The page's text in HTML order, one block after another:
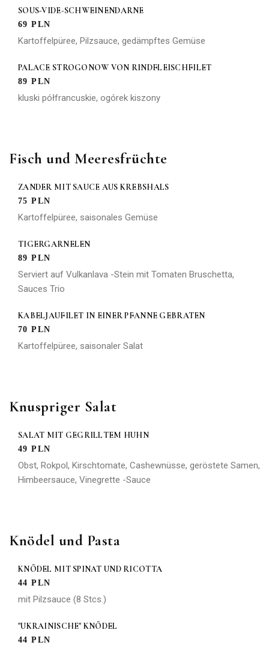
SOUS-VIDE-SCHWEINENDARNE
69 PLN
Kartoffelpüree, Pilzsauce, gedämpftes Gemüse
PALACE STROGONOW VON RINDFLEISCHFILET
89 PLN
kluski półfrancuskie, ogórek kiszony
Fisch und Meeresfrüchte
ZANDER MIT SAUCE AUS KREBSHALS
75 PLN
Kartoffelpüree, saisonales Gemüse
TIGERGARNELEN
89 PLN
Serviert auf Vulkanlava -Stein mit Tomaten Bruschetta,
Sauces Trio
KABELJAUFILET IN EINER PFANNE GEBRATEN
70 PLN
Kartoffelpüree, saisonaler Salat
Knuspriger Salat
SALAT MIT GEGRILLTEM HUHN
49 PLN
Obst, Rokpol, Kirschtomate, Cashewnüsse, geröstete Samen,
Himbeersauce, Vinegrette -Sauce
Knödel und Pasta
KNÖDEL MIT SPINAT UND RICOTTA
44 PLN
mit Pilzsauce (8 Stcs.)
"UKRAINISCHE" KNÖDEL
44 PLN